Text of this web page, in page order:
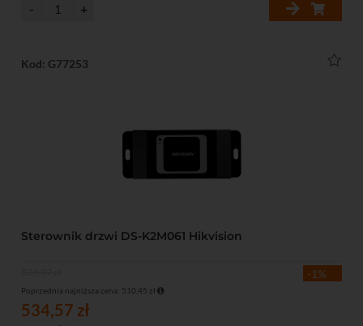
Kod: G77253
Sterownik drzwi DS-K2M061 Hikvision
-1%
Poprzednia najniższa cena: 510,45 zł
534,57 zł